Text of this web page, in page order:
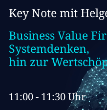
Key Note mit
Business Value
Systemdenken,
hin zur
11:00 - 11:30 Uhr